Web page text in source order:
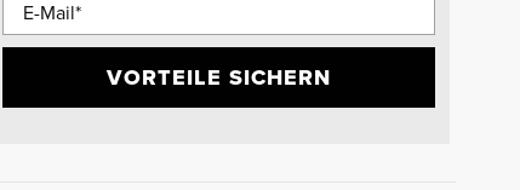
VORTEILE SICHERN